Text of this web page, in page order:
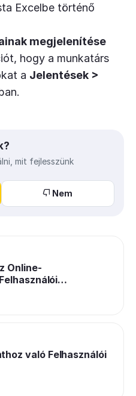
Excelbe történő
megjelenítése
hogy a munkatárs
a Jelentések >
mit fejlesszünk
Nem
Online-
való Felhasználói